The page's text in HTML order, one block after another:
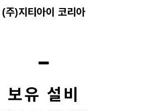
(주)지티아이 코리아
보유 설비